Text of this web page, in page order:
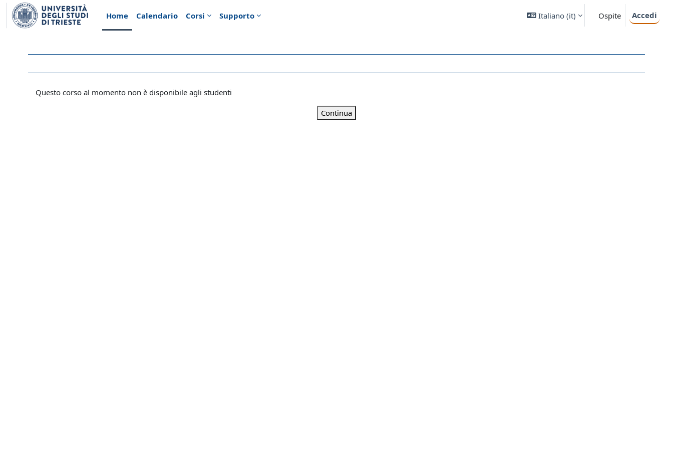
Vai al contenuto principale
Home
Calendario Corsi Supporto Italiano ‎(it)‎ Ospite Accedi
Questo corso al momento non è disponibile agli studenti
Continua